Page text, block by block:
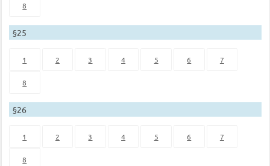
8
§25
1 2 3 4 5 6 7
8
§26
1 2 3 4 5 6 7
8